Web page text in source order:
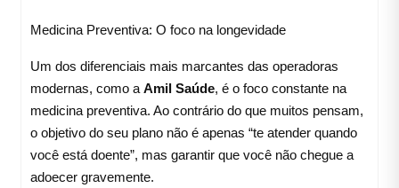
Medicina Preventiva: O foco na longevidade
Um dos diferenciais mais marcantes das operadoras
modernas, como a Amil Saúde, é o foco constante na
medicina preventiva. Ao contrário do que muitos pensam,
o objetivo do seu plano não é apenas “te atender quando
você está doente”, mas garantir que você não chegue a
adoecer gravemente.